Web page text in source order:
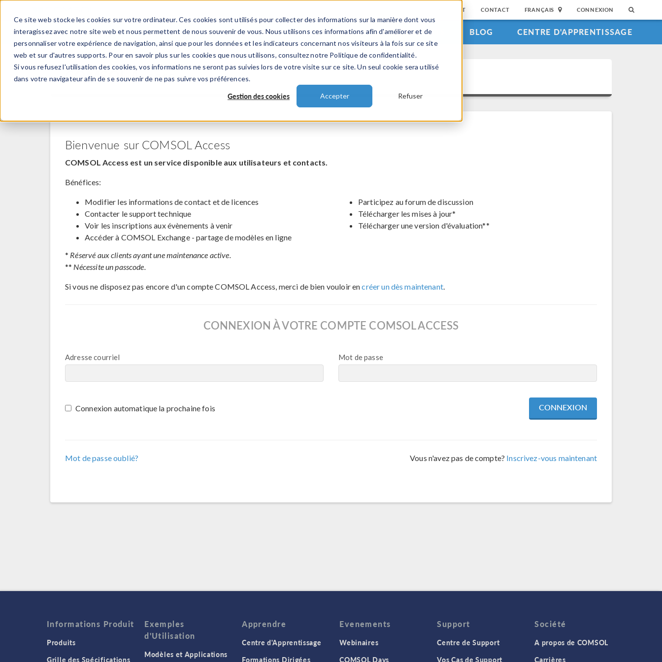
Ce site web stocke les cookies sur votre ordinateur. Ces cookies sont utilisés pour collecter des informations sur la manière dont vous
interagissez avec notre site web et nous permettent de nous souvenir de vous. Nous utilisons ces informations afin d'améliorer et de
personnaliser votre expérience de navigation, ainsi que pour les données et les indicateurs concernant nos visiteurs à la fois sur ce site
web et sur d'autres supports. Pour en savoir plus sur les cookies que nous utilisons, consultez notre Politique de confidentialité.
Si vous refusez l'utilisation des cookies, vos informations ne seront pas suivies lors de votre visite sur ce site. Un seul cookie sera utilisé
dans votre navigateur afin de se souvenir de ne pas suivre vos préférences.
Gestion des cookies Accepter Refuser
SUPPORT CONTACT FRANÇAIS CONNEXION
PRODUITS INDUSTRIES VIDEOS EVENEMENTS BLOG CENTRE D'APPRENTISSAGE
COMSOL Access
Bienvenue sur COMSOL Access
COMSOL Access est un service disponible aux utilisateurs et contacts.
Bénéfices:
Modifier les informations de contact et de licences
Contacter le support technique
Voir les inscriptions aux évènements à venir
Accéder à COMSOL Exchange - partage de modèles en ligne
Participez au forum de discussion
Télécharger les mises à jour*
Télécharger une version d'évaluation**
* Réservé aux clients ayant une maintenance active.
** Nécessite un passcode.
Si vous ne disposez pas encore d'un compte COMSOL Access, merci de bien vouloir encréer un dès maintenant.
CONNEXION À VOTRE COMPTE COMSOL ACCESS
Adresse courriel Mot de passe
Connexion automatique la prochaine fois
Mot de passe oublié? Vous n'avez pas de compte? Inscrivez-vous maintenant
Informations Produit
Produits
Grille des Spécifications
Exemples
d'Utilisation
Modèles et Applications
Apprendre
Centre d'Apprentissage
Formations Dirigées
Evenements
Webinaires
COMSOL Days
Support
Centre de Support
Vos Cas de Support
Société
A propos de COMSOL
Carrières